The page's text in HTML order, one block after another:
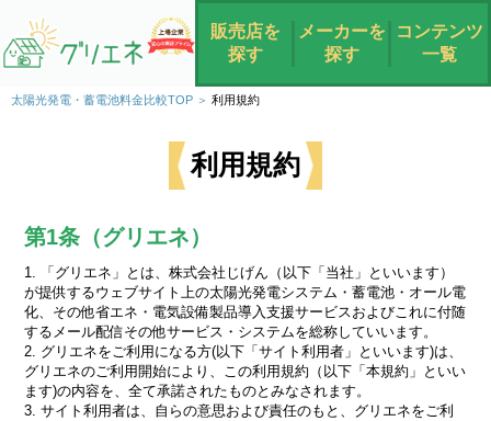
販売店を
探す
メーカーを
探す
コンテンツ
一覧
太陽光発電・蓄電池料金比較TOP 利用規約
利用規約
第1条（グリエネ）
1. 「グリエネ」とは、株式会社じげん（以下「当社」といいます）
が提供するウェブサイト上の太陽光発電システム・蓄電池・オール電
化、その他省エネ・電気設備製品導入支援サービスおよびこれに付随
するメール配信その他サービス・システムを総称していいます。
2. グリエネをご利用になる方(以下「サイト利用者」といいます)は、
グリエネのご利用開始により、この利用規約（以下「本規約」といい
ます)の内容を、全て承諾されたものとみなされます。
3. サイト利用者は、自らの意思および責任のもと、グリエネをご利